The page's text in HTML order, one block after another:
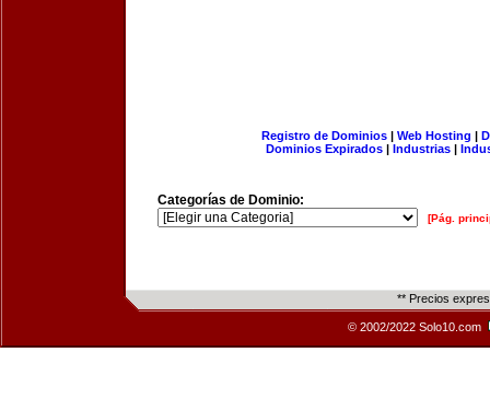
Registro de Dominios| Web Hosting |
Dominios Expirados | Industrias |
Categorías de Dominio:
[Pág.
** Precios
© 2002/2022 Solo10.com